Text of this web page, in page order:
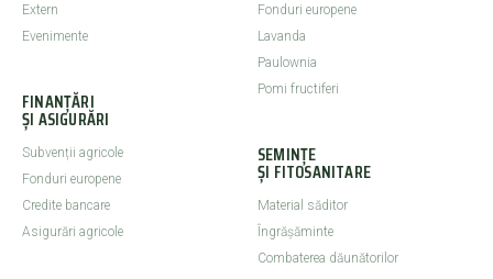
Extern
Evenimente
FINANȚĂRI
ȘI ASIGURĂRI
Subvenții agricole
Fonduri europene
Credite bancare
Asigurări agricole
Fonduri europene
Lavanda
Paulownia
Pomi fructiferi
SEMINȚE
ȘI FITOSANITARE
Material săditor
Îngrășăminte
Combaterea dăunătorilor